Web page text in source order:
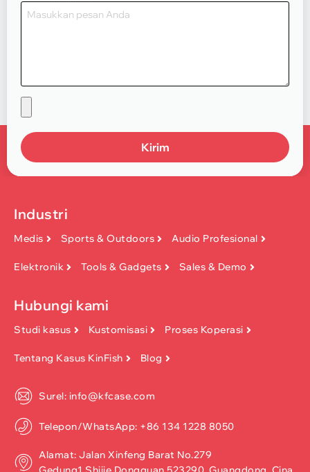
Kirim
Industri
Medis Sports & Outdoors Audio Profesional
Elektronik Tools & Gadgets Sales & Demo
Hubungi kami
Studi kasus Kustomisasi Proses Koperasi
Tentang Kasus KinFish Blog
Surel: info@kfcase.com
Telepon/WhatsApp: +86 134 1228 8050
Alamat: Jalan Xinfeng Barat No.279